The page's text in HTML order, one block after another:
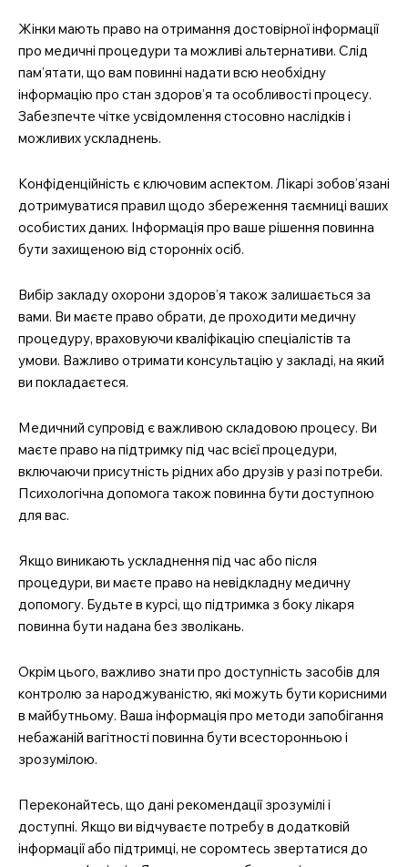
Жінки мають право на отримання достовірної інформації
про медичні процедури та можливі альтернативи. Слід
пам’ятати, що вам повинні надати всю необхідну
інформацію про стан здоров’я та особливості процесу.
Забезпечте чітке усвідомлення стосовно наслідків і
можливих ускладнень.
Конфіденційність є ключовим аспектом. Лікарі зобов’язані
дотримуватися правил щодо збереження таємниці ваших
особистих даних. Інформація про ваше рішення повинна
бути захищеною від сторонніх осіб.
Вибір закладу охорони здоров’я також залишається за
вами. Ви маєте право обрати, де проходити медичну
процедуру, враховуючи кваліфікацію спеціалістів та
умови. Важливо отримати консультацію у закладі, на який
ви покладаєтеся.
Медичний супровід є важливою складовою процесу. Ви
маєте право на підтримку під час всієї процедури,
включаючи присутність рідних або друзів у разі потреби.
Психологічна допомога також повинна бути доступною
для вас.
Якщо виникають ускладнення під час або після
процедури, ви маєте право на невідкладну медичну
допомогу. Будьте в курсі, що підтримка з боку лікаря
повинна бути надана без зволікань.
Окрім цього, важливо знати про доступність засобів для
контролю за народжуваністю, які можуть бути корисними
в майбутньому. Ваша інформація про методи запобігання
небажаній вагітності повинна бути всесторонньою і
зрозумілою.
Переконайтесь, що дані рекомендації зрозумілі і
доступні. Якщо ви відчуваєте потребу в додатковій
інформації або підтримці, не соромтесь звертатися до